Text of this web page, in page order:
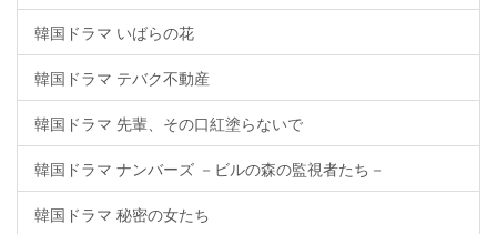
韓国ドラマ いばらの花
韓国ドラマ テバク不動産
韓国ドラマ 先輩、その口紅塗らないで
韓国ドラマ ナンバーズ －ビルの森の監視者たち－
韓国ドラマ 秘密の女たち